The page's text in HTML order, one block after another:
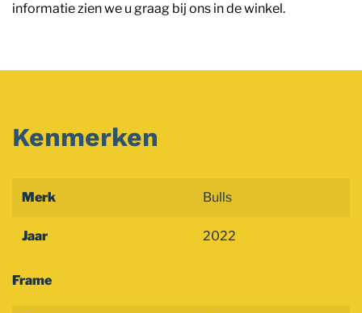
informatie zien we u graag bij ons in de winkel.
Kenmerken
Merk Bulls
Jaar 2022
Frame